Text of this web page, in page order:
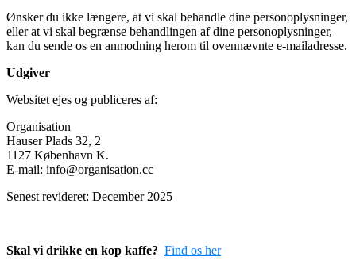
Ønsker du ikke længere, at vi skal behandle dine personoplysninger,
eller at vi skal begrænse behandlingen af dine personoplysninger,
kan du sende os en anmodning herom til ovennævnte e-mailadresse.
Udgiver
Websitet ejes og publiceres af:
Organisation
Hauser Plads 32, 2
1127 København K.
E-mail: info@organisation.cc
Senest revideret: December 2025
Skal vi drikke en kop kaffe? Find os her